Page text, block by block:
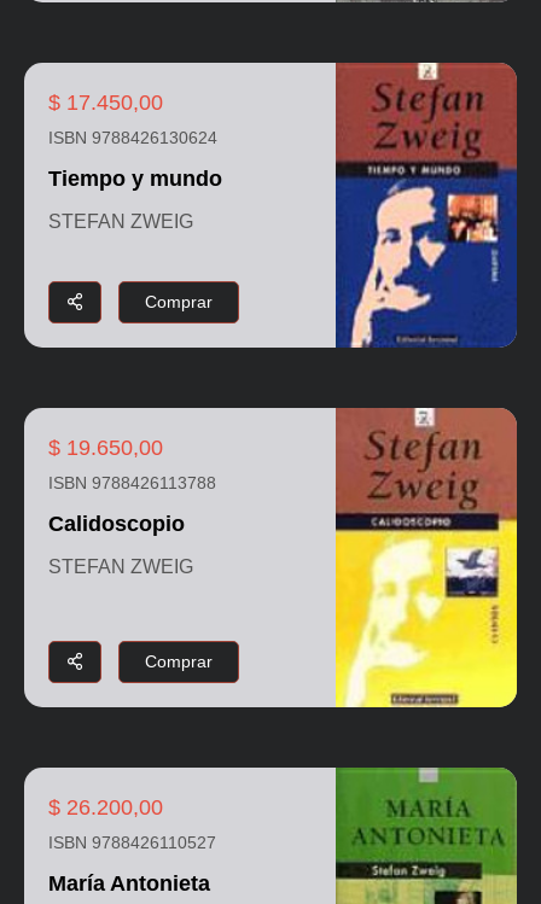
$ 17.450,00
ISBN 9788426130624
Tiempo y mundo
STEFAN ZWEIG
Comprar
$ 19.650,00
ISBN 9788426113788
Calidoscopio
STEFAN ZWEIG
Comprar
$ 26.200,00
ISBN 9788426110527
María Antonieta